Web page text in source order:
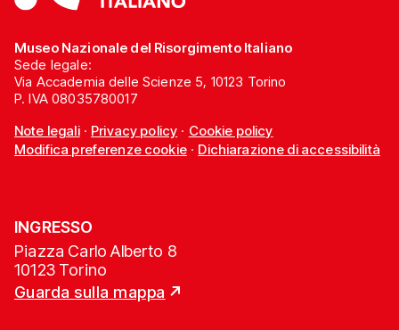
Museo Nazionale del Risorgimento Italiano
Sede legale:
Via Accademia delle Scienze 5, 10123 Torino
P. IVA 08035780017
Note legali· Privacy policy · Cookie policy
Modifica preferenze cookie· Dichiarazione di accessibilità
INGRESSO
Piazza Carlo Alberto 8
10123 Torino
Guarda sulla mappa